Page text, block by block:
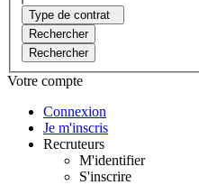
Type de contrat
Rechercher
Rechercher
Votre compte
Connexion
Je m'inscris
Recruteurs
M'identifier
S'inscrire